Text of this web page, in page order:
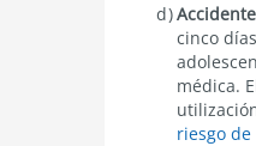
cinco
médica.
riesgo